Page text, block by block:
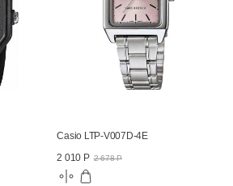
Casio LTP-V007D-4E
2 010 Р 2 678 Р